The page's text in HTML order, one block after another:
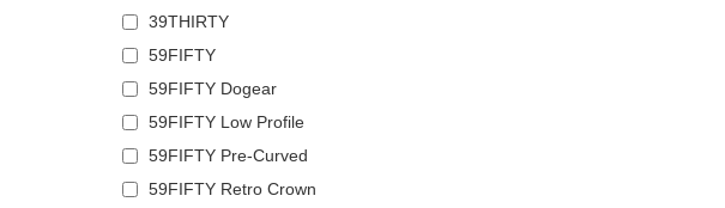
Jelen
Ještěrka
Kachna
Kočka
Kohout
Kojot
39THIRTY
59FIFTY
59FIFTY Dogear
59FIFTY Low Profile
59FIFTY Pre-Curved
59FIFTY Retro Crown